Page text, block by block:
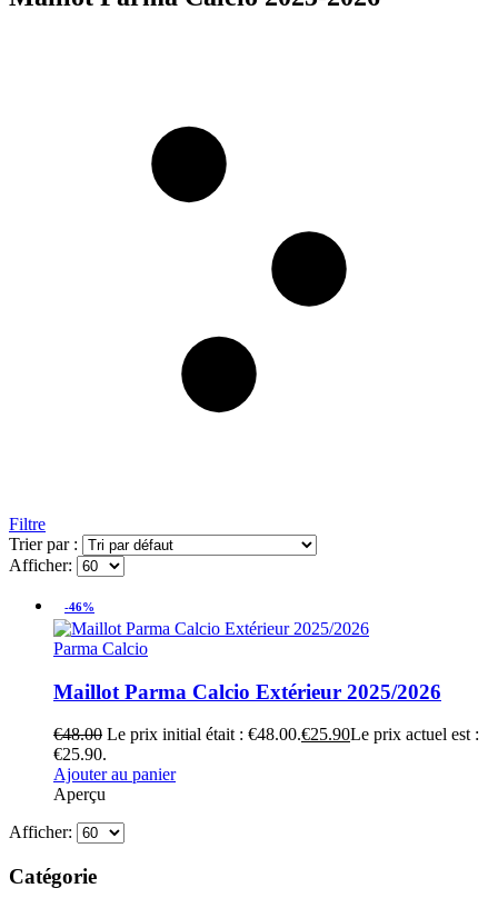
Filtre
Trier par :
Afficher:
-46%
Parma Calcio
Maillot Parma Calcio Extérieur 2025/2026
€48.00 Le prix initial était : €48.00.€25.90Le prix actuel est :
€25.90.
Ajouter au panier
Aperçu
Afficher:
Catégorie